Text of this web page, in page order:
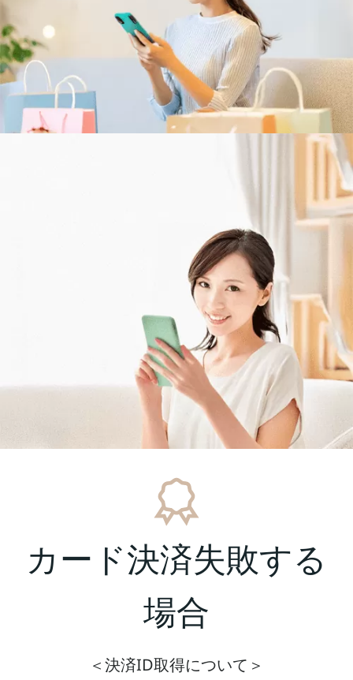
カード決済失敗する
場合
＜決済ID取得について＞